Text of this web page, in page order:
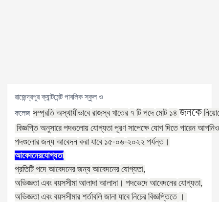
রাজেন্দ্রপুর ক্যান্টমেন্ট পাবলিক স্কুল ও
কলেজ সম্প্রতি অস্থায়ীভাবে রাজস্ব খাতের ৭ টি পদে মোট ১৪ জনকে
বিজ্ঞপ্তি অনুসারে পদগুলোয় যোগ্যতা পূরণ সাপেক্ষে যোগ দিতে পারেন
পদগুলোর জন্য আবেদন করা যাবে ১৫-০৬-২০২২ পর্যন্ত।
আবেদনেরযোগ্যতা
প্রতিটি পদে আবেদনের জন্য আবেদনের যোগ্যতা,
অভিজ্ঞতা এবং বয়সসীমা আলাদা আলাদা। পদভেদে আবেদনের যোগ্যতা,
অভিজ্ঞতা এবং বয়সসীমার শর্তাবলি জানা যাবে নিচের বিজ্ঞপ্তিতে ।